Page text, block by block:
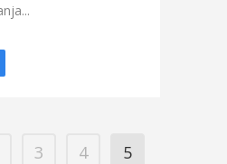
3 4
5